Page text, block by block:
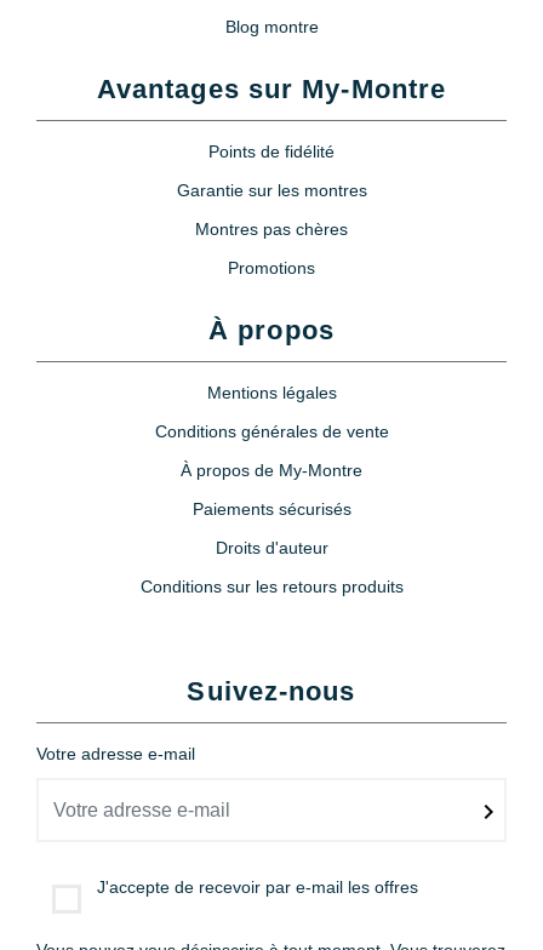
Blog montre
Avantages sur My-Montre
Points de fidélité
Garantie sur les montres
Montres pas chères
Promotions
À propos
Mentions légales
Conditions générales de vente
À propos de My-Montre
Paiements sécurisés
Droits d'auteur
Conditions sur les retours produits
Suivez-nous
Votre adresse e-mail
J'accepte de recevoir par e-mail les offres